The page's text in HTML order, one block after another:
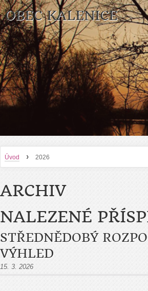
OBEC KALENICE
Úvod › 2026
ARCHIV
NALEZENÉ
STŘEDNĚDOBÝ
VÝHLED
15. 3. 2026